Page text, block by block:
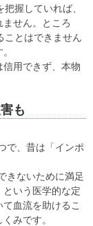
握していれば、
せん。ところ
ことはできません
用できず、本物
も
で、昔は「インポ
きないために満足
いう医学的な定
血流を助けるこ
みです。